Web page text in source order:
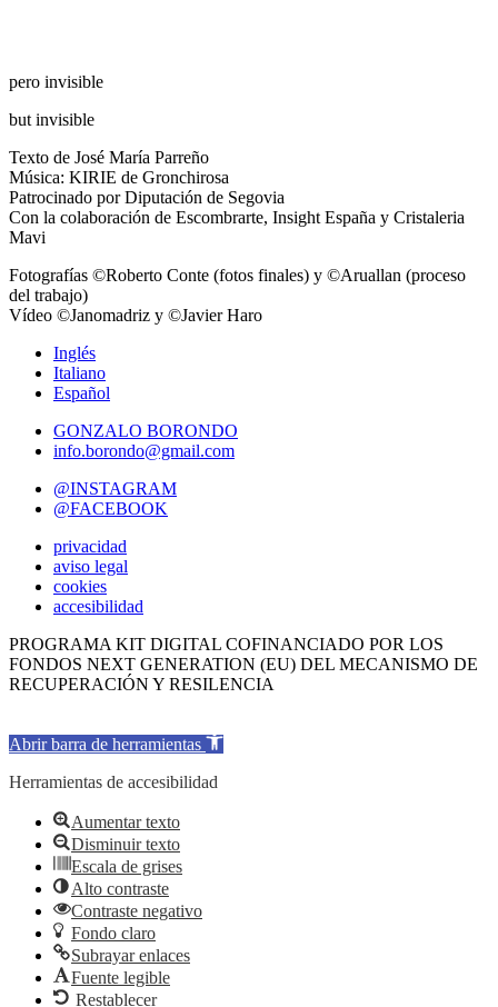
pero invisible
but invisible
Texto de José María Parreño
Música: KIRIE de Gronchirosa
Patrocinado por Diputación de Segovia
Con la colaboración de Escombrarte, Insight España y Cristaleria
Mavi
Fotografías ©Roberto Conte (fotos finales) y ©Aruallan (proceso
del trabajo)
Vídeo ©Janomadriz y ©Javier Haro
Inglés
Italiano
Español
GONZALO BORONDO
info.borondo@gmail.com
@INSTAGRAM
@FACEBOOK
privacidad
aviso legal
cookies
accesibilidad
PROGRAMA KIT DIGITAL COFINANCIADO POR LOS
FONDOS NEXT GENERATION (EU) DEL MECANISMO DE
RECUPERACIÓN Y RESILENCIA
Abrir barra de herramientas
Herramientas de accesibilidad
Aumentar texto
Disminuir texto
Escala de grises
Alto contraste
Contraste negativo
Fondo claro
Subrayar enlaces
Fuente legible
Restablecer